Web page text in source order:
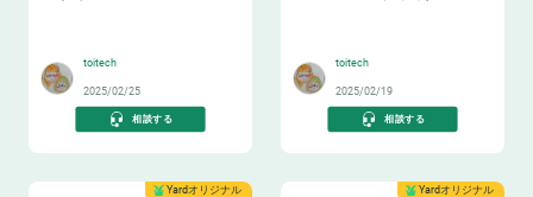
toitech
2025/02/25
相談する
toitech
2025/02/19
相談する
Yardオリジナル Yardオリジナル